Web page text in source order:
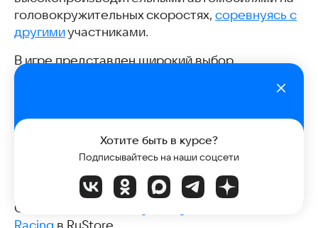
головокружительных скоростях, соревнуясь с
другимиучастниками.
В игре представлен широкий выбор
автомобилей с уникальными
настраивать под себя параметры игры:
выбирать локации, тип гонок, автомобили,
трафик, количество кругов и уровень
сложности.
Скачать
Racing в RuStore.
Хотите быть в курсе?
Подписывайтесь на наши соцсети